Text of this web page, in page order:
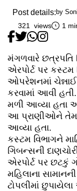
Post details: by Soni
321 views 1
મંગળવારે છત્રપતિ
એરપોર્ટ પર કસ્ટમ
ઓપરેશનમાં
કરવામાં આવી
મળી આવ્યા હતા
આ પ્રાણીઓને
આવ્યા હતા.
કસ્ટમ વિભાગને
ગિબન્સની
એરપોર્ટ પર છટકું
મહિલાના
ટોપલીમાં